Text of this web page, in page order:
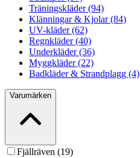
Träningskläder (94)
Klänningar & Kjolar (84)
UV-kläder (62)
Regnkläder (40)
Underkläder (36)
Myggkläder (22)
Badkläder & Strandplagg (4)
Varumärken
Fjällräven (19)